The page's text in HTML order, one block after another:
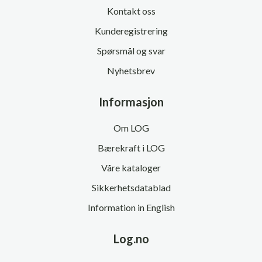
Kontakt oss
Kunderegistrering
Spørsmål og svar
Nyhetsbrev
Informasjon
Om LOG
Bærekraft i LOG
Våre kataloger
Sikkerhetsdatablad
Information in English
Log.no